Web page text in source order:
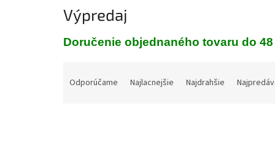
Výpredaj
Doručenie objednaného tovaru do
Odporúčame Najlacnejšie Najdrahšie